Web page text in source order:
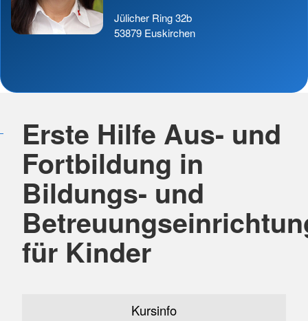
Jülicher Ring 32b
53879 Euskirchen
Erste Hilfe Aus- und
Fortbildung in
Bildungs- und
für Kinder
Kursinfo